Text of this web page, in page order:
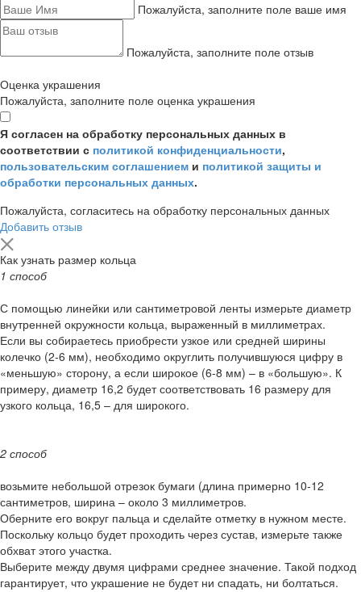
Пожалуйста, заполните поле ваше имя
Пожалуйста, заполните поле отзыв
Оценка украшения
Пожалуйста, заполните поле оценка украшения
Я согласен на обработку персональных данных в
соответствии с политикой конфиденциальности,
пользовательским соглашением и политикой защиты и
обработки персональных данных.
Пожалуйста, согласитесь на обработку персональных данных
Добавить отзыв
Как узнать размер кольца
1 способ
С помощью линейки или сантиметровой ленты измерьте диаметр
внутренней окружности кольца, выраженный в миллиметрах.
Если вы собираетесь приобрести узкое или средней ширины
колечко (2-6 мм), необходимо округлить получившуюся цифру в
«меньшую» сторону, а если широкое (6-8 мм) – в «большую». К
примеру, диаметр 16,2 будет соответствовать 16 размеру для
узкого кольца, 16,5 – для широкого.
2 способ
возьмите небольшой отрезок бумаги (длина примерно 10-12
сантиметров, ширина – около 3 миллиметров.
Оберните его вокруг пальца и сделайте отметку в нужном месте.
Поскольку кольцо будет проходить через сустав, измерьте также
обхват этого участка.
Выберите между двумя цифрами среднее значение. Такой подход
гарантирует, что украшение не будет ни спадать, ни болтаться.